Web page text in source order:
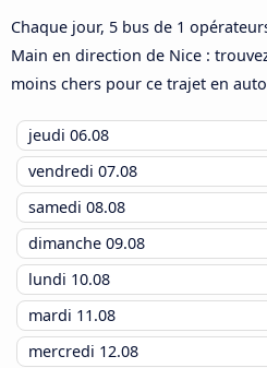
Chaque jour, 5 bus de 1
Main en direction de Nice :
moins chers pour ce trajet en
jeudi 06.08
vendredi 07.08
samedi 08.08
dimanche 09.08
lundi 10.08
mardi 11.08
mercredi 12.08